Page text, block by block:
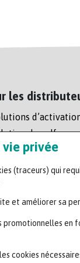
les
de self-
enseigne
privée
(traceurs) qui
et améliorer sa
promotionnelles en
cookies